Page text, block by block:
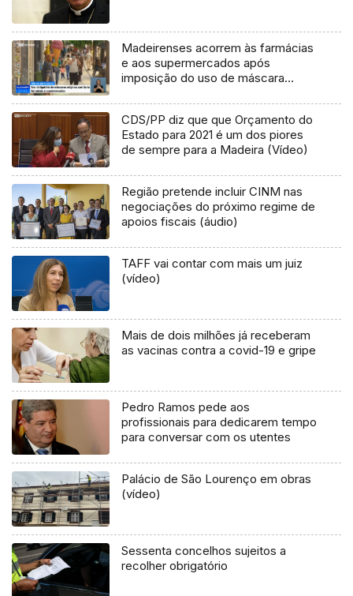
Madeirenses acorrem às farmácias
e aos supermercados após
imposição do uso de máscara
CDS/PP diz que que Orçamento do
Estado para 2021 é um dos piores
de sempre para a Madeira (Vídeo)
Região pretende incluir CINM nas
negociações do próximo regime de
apoios fiscais (áudio)
TAFF vai contar com mais um juiz
(vídeo)
Mais de dois milhões já receberam
as vacinas contra a covid-19 e gripe
Pedro Ramos pede aos
profissionais para dedicarem tempo
para conversar com os utentes
Palácio de São Lourenço em obras
(vídeo)
Sessenta concelhos sujeitos a
recolher obrigatório